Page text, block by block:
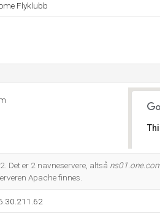
Flyklubb
Det er 2 navneservere, altså
Apache finnes.